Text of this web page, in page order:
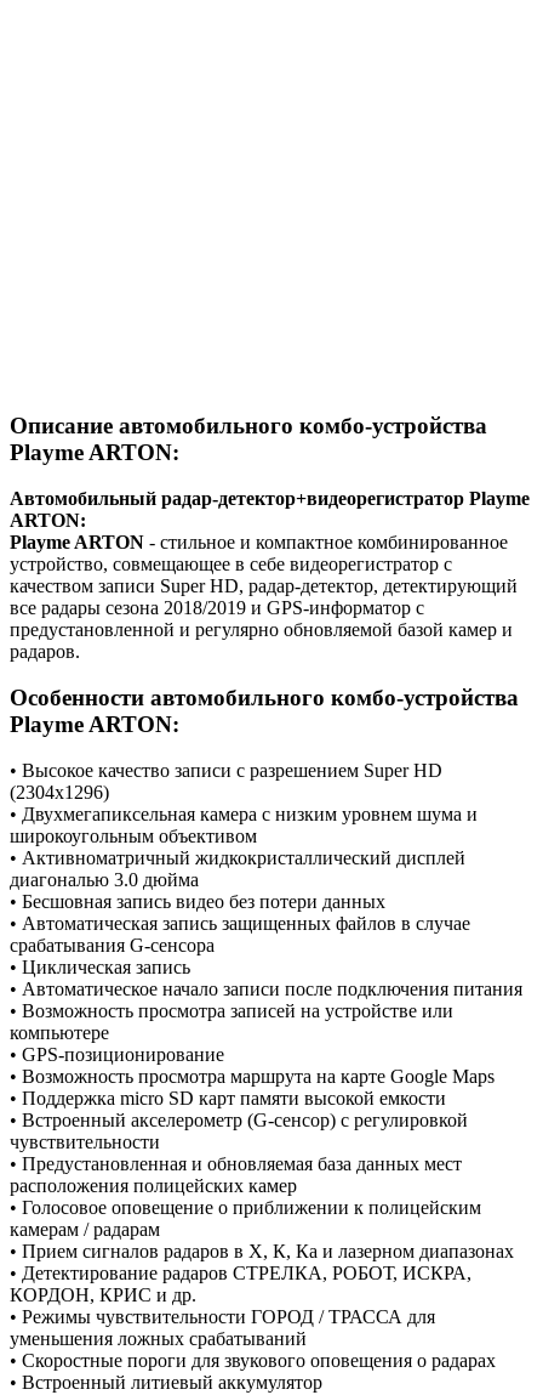
Описание автомобильного комбо-устройства
Playme ARTON:
Автомобильный радар-детектор+видеорегистратор Playme
ARTON:
Playme ARTON - стильное и компактное комбинированное
устройство, совмещающее в себе видеорегистратор с
качеством записи Super HD, радар-детектор, детектирующий
все радары сезона 2018/2019 и GPS-информатор с
предустановленной и регулярно обновляемой базой камер и
радаров.
Особенности автомобильного комбо-устройства
Playme ARTON:
• Высокое качество записи с разрешением Super HD
(2304х1296)
• Двухмегапиксельная камера с низким уровнем шума и
широкоугольным объективом
• Активноматричный жидкокристаллический дисплей
диагональю 3.0 дюйма
• Бесшовная запись видео без потери данных
• Автоматическая запись защищенных файлов в случае
срабатывания G-сенсора
• Циклическая запись
• Автоматическое начало записи после подключения питания
• Возможность просмотра записей на устройстве или
компьютере
• GPS-позиционирование
• Возможность просмотра маршрута на карте Google Maps
• Поддержка micro SD карт памяти высокой емкости
• Встроенный акселерометр (G-сенсор) с регулировкой
чувствительности
• Предустановленная и обновляемая база данных мест
расположения полицейских камер
• Голосовое оповещение о приближении к полицейским
камерам / радарам
• Прием сигналов радаров в Х, К, Кa и лазерном диапазонах
• Детектирование радаров СТРЕЛКА, РОБОТ, ИСКРА,
КОРДОН, КРИС и др.
• Режимы чувствительности ГОРОД / ТРАССА для
уменьшения ложных срабатываний
• Скоростные пороги для звукового оповещения о радарах
• Встроенный литиевый аккумулятор